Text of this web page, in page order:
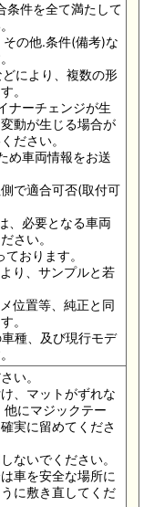
条件を全て満たして
の他.条件(備考)な
により、複数の形
。
ナーチェンジが生
動が生じる場合が
ださい。
め車両情報をお送
で適合可否(取付可
、必要となる車両
さい。
おります。
り、サンプルと若
位置等、純正と同
。
種、及び現行モデ
い。
、マットがずれな
にマジックテー
実に留めてくださ
ないでください。
車を安全な場所に
に敷き直してくだ